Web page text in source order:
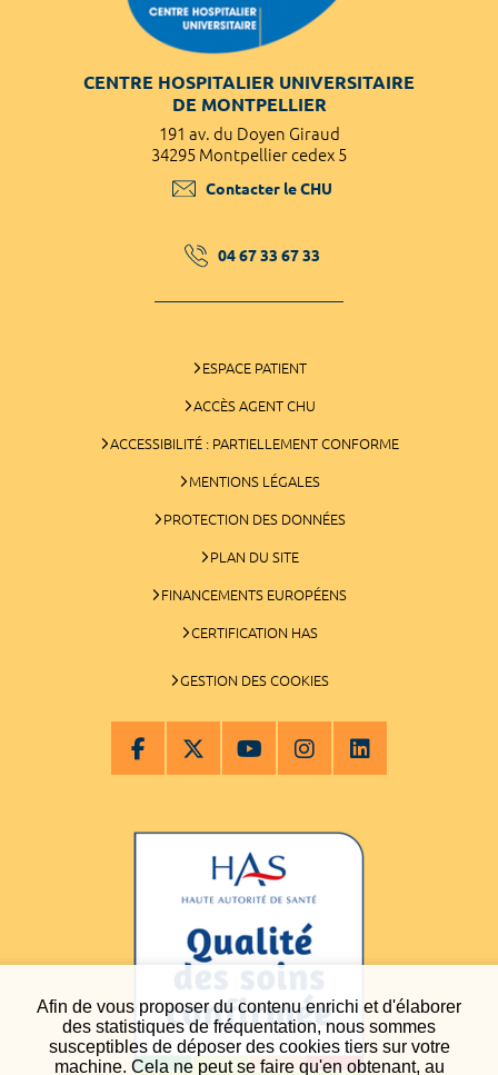
Afin de vous proposer du contenu enrichi et d'élaborer
des statistiques de fréquentation, nous sommes
susceptibles de déposer des cookies tiers sur votre
machine. Cela ne peut se faire qu'en obtenant, au
CENTRE HOSPITALIER UNIVERSITAIRE
DE MONTPELLIER
191 av. du Doyen Giraud
34295 Montpellier cedex 5
Contacter le CHU
04 67 33 67 33
ESPACE PATIENT
ACCÈS AGENT CHU
ACCESSIBILITÉ : PARTIELLEMENT CONFORME
MENTIONS LÉGALES
PROTECTION DES DONNÉES
PLAN DU SITE
FINANCEMENTS EUROPÉENS
CERTIFICATION HAS
GESTION DES COOKIES